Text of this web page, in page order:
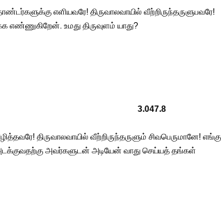
எளியவரே! திருவாலவாயில் வீற்றிருந்தருளுபவரே!
உமது திருவுளம் யாது?
3.047.8
திருவாலவாயில் வீற்றிருந்தருளும் சிவபெருமானே!
அவர்களுடன் அடியேன் வாது செய்யத் தங்கள்